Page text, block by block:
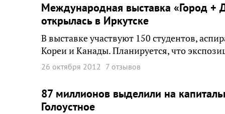
Международная выставка «Город +
открылась в Иркутске
В выставке участвуют 150 студентов,
Кореи и Канады. Планируется, что
26 октября 2012 7 отзывов
87 миллионов выделили на
Голоустное